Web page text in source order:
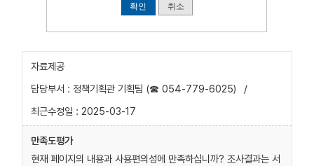
확인 취소
자료제공
담당부서 : 정책기획관 기획팀 (☎ 054-779-6025)
/
최근수정일 : 2025-03-17
만족도평가
현재 페이지의 내용과 사용편의성에 만족하십니까? 조사결과는 서